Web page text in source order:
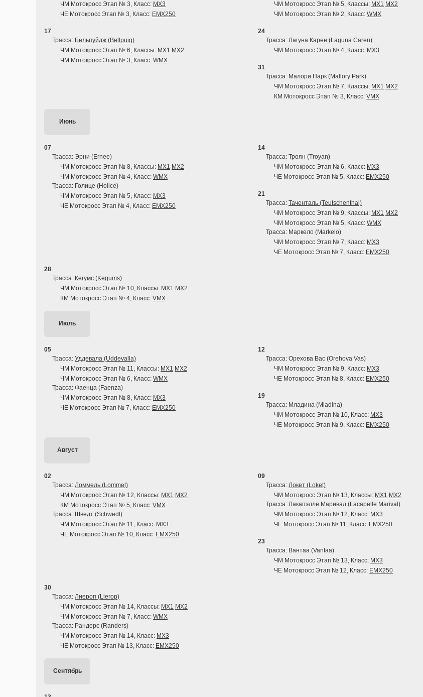
ЧМ Мотокросс Этап № 3, Класс: MX3
ЧЕ Мотокросс Этап № 3, Класс: EMX250
ЧМ Мотокросс Этап № 5, Классы: MX1 MX2
ЧМ Мотокросс Этап № 2, Класс: WMX
17
Трасса: Бельпуйдж (Bellpuig)
ЧМ Мотокросс Этап № 6, Классы: MX1 MX2
ЧМ Мотокросс Этап № 3, Класс: WMX
24
Трасса: Лагуна Карен (Laguna Caren)
ЧМ Мотокросс Этап № 4, Класс: MX3
31
Трасса: Малори Парк (Mallory Park)
ЧМ Мотокросс Этап № 7, Классы: MX1 MX2
КМ Мотокросс Этап № 3, Класс: VMX
Июнь
07
Трасса: Эрни (Ernee)
ЧМ Мотокросс Этап № 8, Классы: MX1 MX2
ЧМ Мотокросс Этап № 4, Класс: WMX
Трасса: Голице (Holice)
ЧМ Мотокросс Этап № 5, Класс: MX3
ЧЕ Мотокросс Этап № 4, Класс: EMX250
14
Трасса: Троян (Troyan)
ЧМ Мотокросс Этап № 6, Класс: MX3
ЧЕ Мотокросс Этап № 5, Класс: EMX250
21
Трасса: Таченталь (Teutschenthal)
ЧМ Мотокросс Этап № 9, Классы: MX1 MX2
ЧМ Мотокросс Этап № 5, Класс: WMX
Трасса: Маркело (Markelo)
ЧМ Мотокросс Этап № 7, Класс: MX3
ЧЕ Мотокросс Этап № 7, Класс: EMX250
28
Трасса: Кегумс (Kegums)
ЧМ Мотокросс Этап № 10, Классы: MX1 MX2
КМ Мотокросс Этап № 4, Класс: VMX
Июль
05
Трасса: Уддевала (Uddevalla)
ЧМ Мотокросс Этап № 11, Классы: MX1 MX2
ЧМ Мотокросс Этап № 6, Класс: WMX
Трасса: Фаенца (Faenza)
ЧМ Мотокросс Этап № 8, Класс: MX3
ЧЕ Мотокросс Этап № 7, Класс: EMX250
12
Трасса: Орехова Вас (Orehova Vas)
ЧМ Мотокросс Этап № 9, Класс: MX3
ЧЕ Мотокросс Этап № 8, Класс: EMX250
19
Трасса: Младина (Mladina)
ЧМ Мотокросс Этап № 10, Класс: MX3
ЧЕ Мотокросс Этап № 9, Класс: EMX250
Август
02
Трасса: Ломмель (Lommel)
ЧМ Мотокросс Этап № 12, Классы: MX1 MX2
КМ Мотокросс Этап № 5, Класс: VMX
Трасса: Шведт (Schwedt)
ЧМ Мотокросс Этап № 11, Класс: MX3
ЧЕ Мотокросс Этап № 10, Класс: EMX250
09
Трасса: Локет (Loket)
ЧМ Мотокросс Этап № 13, Классы: MX1 MX2
Трасса: Лакапэлле Маривал (Lacapelle Marival)
ЧМ Мотокросс Этап № 12, Класс: MX3
ЧЕ Мотокросс Этап № 11, Класс: EMX250
23
Трасса: Вантаа (Vantaa)
ЧМ Мотокросс Этап № 13, Класс: MX3
ЧЕ Мотокросс Этап № 12, Класс: EMX250
30
Трасса: Лиероп (Lierop)
ЧМ Мотокросс Этап № 14, Классы: MX1 MX2
ЧМ Мотокросс Этап № 7, Класс: WMX
Трасса: Рандерс (Randers)
ЧМ Мотокросс Этап № 14, Класс: MX3
ЧЕ Мотокросс Этап № 13, Класс: EMX250
Сентябрь